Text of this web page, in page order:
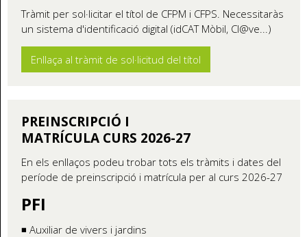
Tràmit per sol·licitar el títol de CFPM i CFPS. Necessitaràs
un sistema d'identificació digital (idCAT Mòbil, Cl@ve...)
Enllaça al tràmit de sol·licitud del títol
PREINSCRIPCIÓ I
MATRÍCULA CURS 2026-27
En els enllaços podeu trobar tots els tràmits i dates del
període de preinscripció i matrícula per al curs 2026-27
PFI
◾ Auxiliar de vivers i jardins